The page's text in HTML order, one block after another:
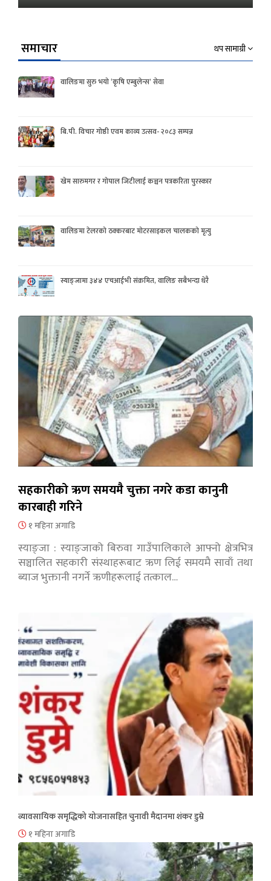
समाचार थप सामाग्री
वालिङमा सुरु भयो ‘कृषि एम्बुलेन्स’ सेवा
बि.पी. विचार गोष्ठी एवम काव्य उत्सव- २०८३ सम्पन्न
खेम सारुमगर र गोपाल जिटीलाई कञ्चन पत्रकरिता पुरस्कार
वालिङमा टेलरको ठक्करबाट मोटरसाइकल चालकको मृत्यु
स्याङ्जामा ३४४ एचआईभी संक्रमित, वालिङ सबैभन्दा धेरै
सहकारीको ऋण समयमै चुक्ता नगरे कडा कानुनी
कारबाही गरिने
१ महिना अगाडि
स्याङ्जा : स्याङ्जाको बिरुवा गाउँपालिकाले आफ्नो क्षेत्रभित्र
सञ्चालित सहकारी संस्थाहरूबाट ऋण लिई समयमै सावाँ तथा
ब्याज भुक्तानी नगर्ने ऋणीहरूलाई तत्काल…
व्यावसायिक समृद्धिको योजनासहित चुनावी मैदानमा शंकर डुम्रे
१ महिना अगाडि